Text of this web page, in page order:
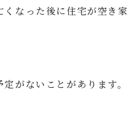
なった後に住宅が空き
がないことがあります